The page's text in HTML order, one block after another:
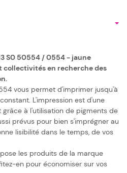
S0 50554 / 0554 - jaune
en recherche des
vous permet d'imprimer jusqu'à
L'impression est d'une
à l'utilisation de pigments de
prévus pour bien s'imprégner au
lisibilité dans le temps, de vos
les produits de la marque
en pour économiser sur vos